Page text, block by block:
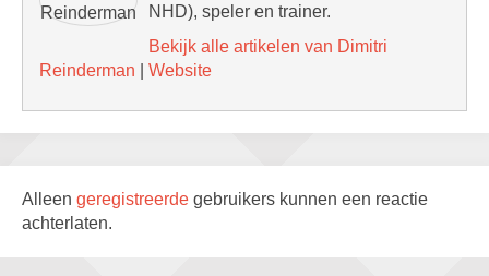
NHD), speler en trainer.
Bekijk alle artikelen van Dimitri
Reinderman
Website
Alleen geregistreerde gebruikers kunnen een reactie
achterlaten.